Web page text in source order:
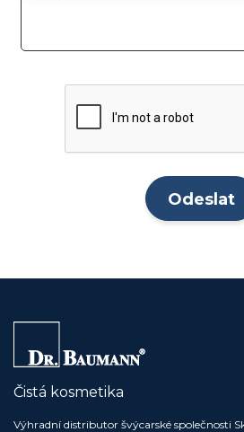
Čistá kosmetika
Výhradní distributor švýcarské společnosti